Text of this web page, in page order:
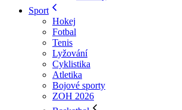
Sport
Hokej
Fotbal
Tenis
Lyžování
Cyklistika
Atletika
Bojové sporty
ZOH 2026